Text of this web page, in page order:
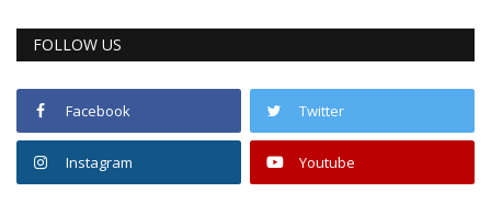
FOLLOW US
Facebook Twitter
Instagram Youtube